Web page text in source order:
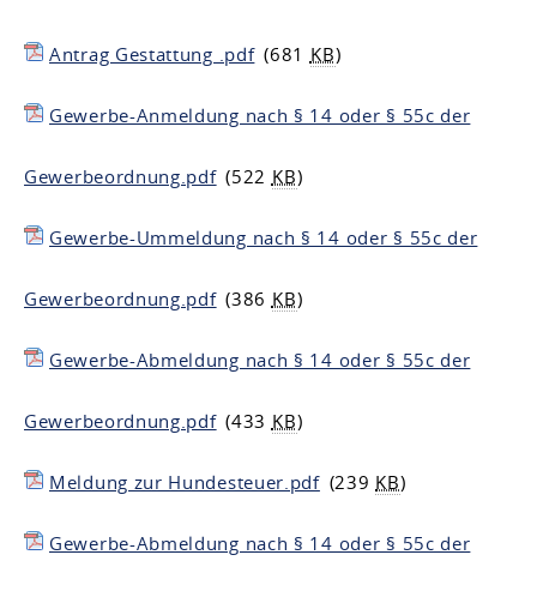
Antrag Gestattung .pdf (681 KB)
Gewerbe-Anmeldung nach § 14 oder § 55c der
Gewerbeordnung.pdf (522 KB)
Gewerbe-Ummeldung nach § 14 oder § 55c der
Gewerbeordnung.pdf (386 KB)
Gewerbe-Abmeldung nach § 14 oder § 55c der
Gewerbeordnung.pdf (433 KB)
Meldung zur Hundesteuer.pdf (239 KB)
Gewerbe-Abmeldung nach § 14 oder § 55c der